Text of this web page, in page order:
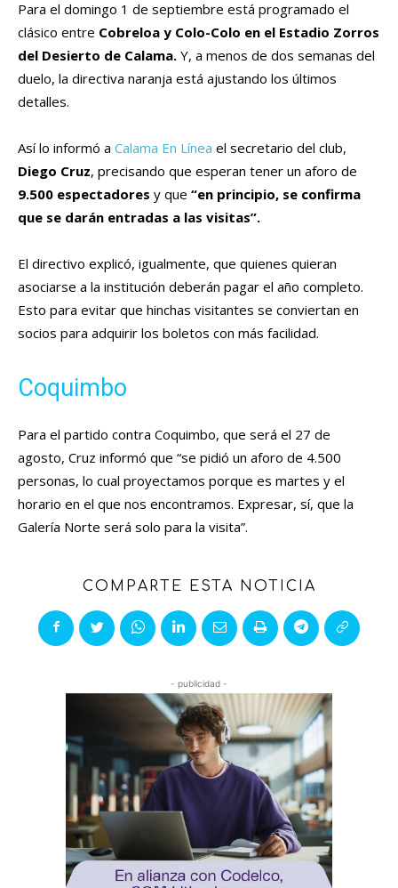
Para el domingo 1 de septiembre está programado el
clásico entre Cobreloa y Colo-Colo en el Estadio Zorros
del Desierto de Calama. Y, a menos de dos semanas del
duelo, la directiva naranja está ajustando los últimos
detalles.
Así lo informó a Calama En Línea el secretario del club,
Diego Cruz, precisando que esperan tener un aforo de
9.500 espectadores y que “en principio, se confirma
que se darán entradas a las visitas”.
El directivo explicó, igualmente, que quienes quieran
asociarse a la institución deberán pagar el año completo.
Esto para evitar que hinchas visitantes se conviertan en
socios para adquirir los boletos con más facilidad.
Coquimbo
Para el partido contra Coquimbo, que será el 27 de
agosto, Cruz informó que “se pidió un aforo de 4.500
personas, lo cual proyectamos porque es martes y el
horario en el que nos encontramos. Expresar, sí, que la
Galería Norte será solo para la visita”.
COMPARTE ESTA NOTICIA
- publicidad -